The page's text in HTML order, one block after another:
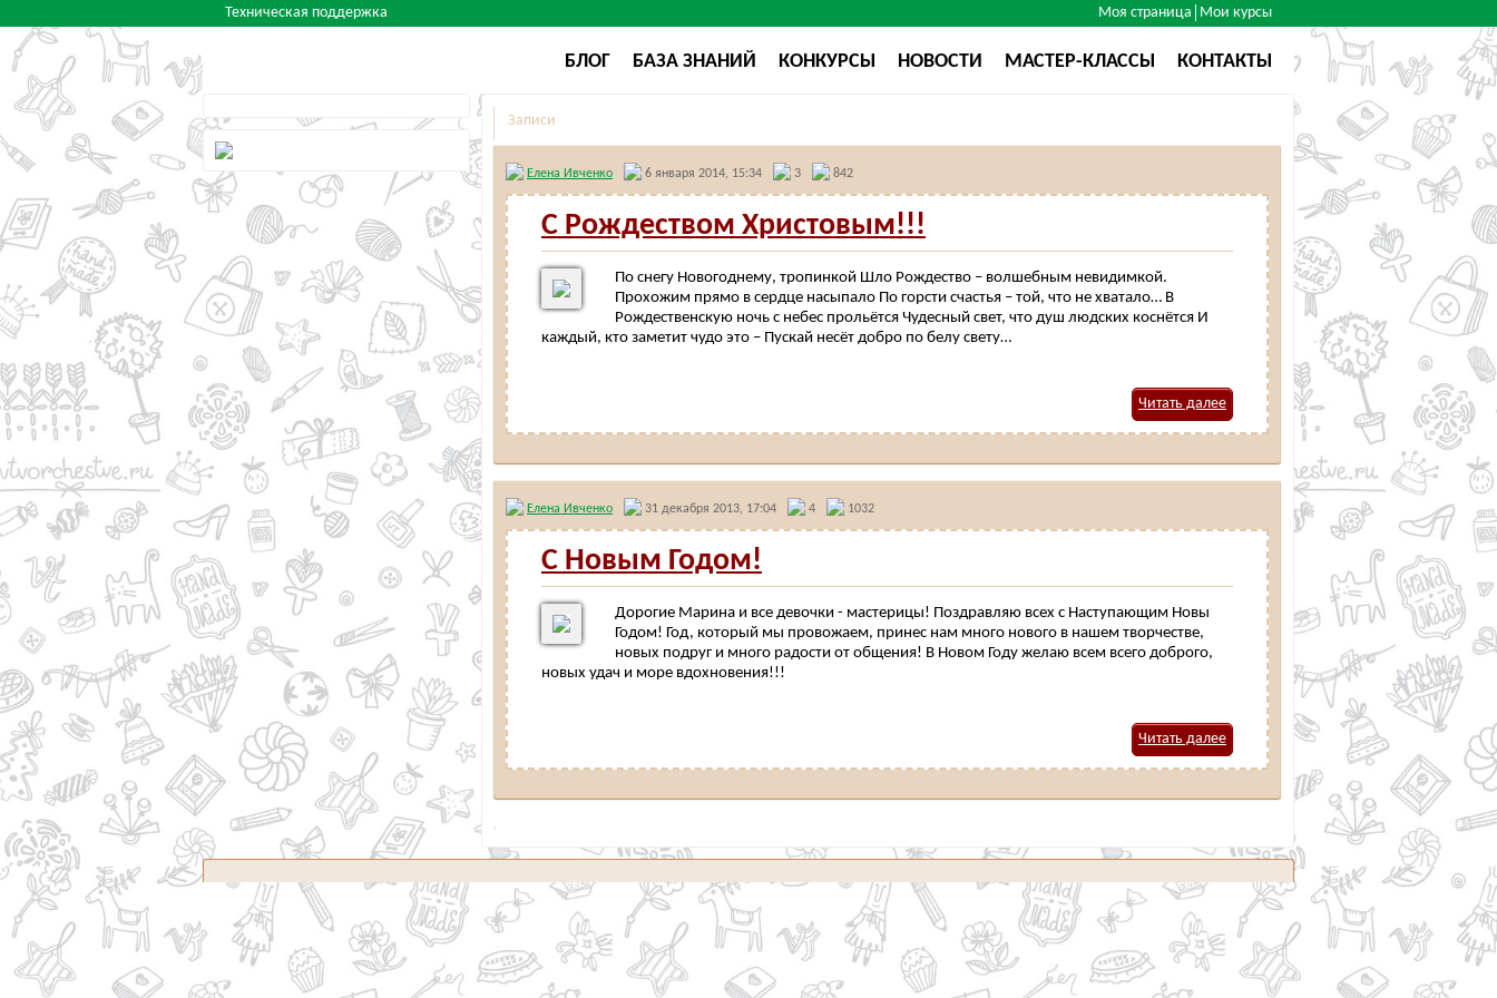
Техническая поддержка Моя страница Мои курсы
БЛОГ БАЗА ЗНАНИЙ КОНКУРСЫ НОВОСТИ МАСТЕР-КЛАССЫ КОНТАКТЫ
Записи
Елена Ивченко 6 января 2014, 15:34 3 842
С Рождеством Христовым!!!
По снегу Новогоднему, тропинкой Шло Рождество – волшебным невидимкой.
Прохожим прямо в сердце насыпало По горсти счастья – той, что не хватало… В
Рождественскую ночь с небес прольётся Чудесный свет, что душ людских коснётся И
каждый, кто заметит чудо это – Пускай несёт добро по белу свету…
Читать далее
Елена Ивченко 31 декабря 2013, 17:04 4 1032
С Новым Годом!
Дорогие Марина и все девочки - мастерицы! Поздравляю всех с Наступающим Новы
Годом! Год, который мы провожаем, принес нам много нового в нашем творчестве,
новых подруг и много радости от общения! В Новом Году желаю всем всего доброго,
новых удач и море вдохновения!!!
Читать далее